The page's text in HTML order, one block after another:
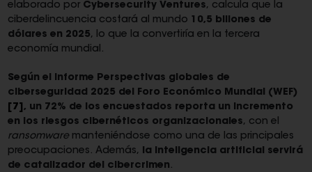
elaborado porCybersecurity Ventures, calcula que la
ciberdelincuencia costará al mundo 10,5 billones de
dólares en 2025, lo que la convertiría en la tercera
economía mundial.
Según el informe Perspectivas globales de
ciberseguridad 2025 del Foro Económico Mundial (WEF)
[7] , un 72% de los encuestados reporta un incremento
en los riesgos cibernéticos organizacionales, con el
ransomwaremanteniéndose como una de las principales
preocupaciones. Además, la inteligencia artificial servirá
de catalizador del cibercrimen .